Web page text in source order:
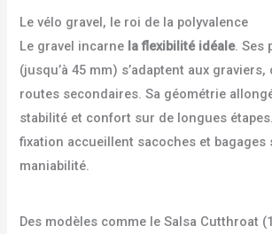
Le vélo gravel, le roi de la polyvalence
Le gravel incarne la flexibilité idéale. Ses
(jusqu’à 45 mm) s’adaptent aux
routes secondaires. Sa géométrie
stabilité et confort sur de longues
fixation accueillent sacoches et bagages
maniabilité.
Des modèles comme le Salsa Cutthroat